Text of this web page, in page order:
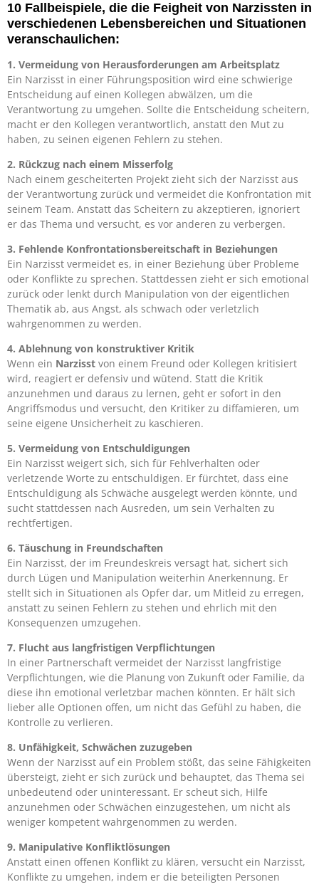
10 Fallbeispiele, die die Feigheit von Narzissten in
verschiedenen Lebensbereichen und Situationen
veranschaulichen:
1. Vermeidung von Herausforderungen am Arbeitsplatz
Ein Narzisst in einer Führungsposition wird eine schwierige
Entscheidung auf einen Kollegen abwälzen, um die
Verantwortung zu umgehen. Sollte die Entscheidung scheitern,
macht er den Kollegen verantwortlich, anstatt den Mut zu
haben, zu seinen eigenen Fehlern zu stehen.
2. Rückzug nach einem Misserfolg
Nach einem gescheiterten Projekt zieht sich der Narzisst aus
der Verantwortung zurück und vermeidet die Konfrontation mit
seinem Team. Anstatt das Scheitern zu akzeptieren, ignoriert
er das Thema und versucht, es vor anderen zu verbergen.
3. Fehlende Konfrontationsbereitschaft in Beziehungen
Ein Narzisst vermeidet es, in einer Beziehung über Probleme
oder Konflikte zu sprechen. Stattdessen zieht er sich emotional
zurück oder lenkt durch Manipulation von der eigentlichen
Thematik ab, aus Angst, als schwach oder verletzlich
wahrgenommen zu werden.
4. Ablehnung von konstruktiver Kritik
Wenn ein Narzisst von einem Freund oder Kollegen kritisiert
wird, reagiert er defensiv und wütend. Statt die Kritik
anzunehmen und daraus zu lernen, geht er sofort in den
Angriffsmodus und versucht, den Kritiker zu diffamieren, um
seine eigene Unsicherheit zu kaschieren.
5. Vermeidung von Entschuldigungen
Ein Narzisst weigert sich, sich für Fehlverhalten oder
verletzende Worte zu entschuldigen. Er fürchtet, dass eine
Entschuldigung als Schwäche ausgelegt werden könnte, und
sucht stattdessen nach Ausreden, um sein Verhalten zu
rechtfertigen.
6. Täuschung in Freundschaften
Ein Narzisst, der im Freundeskreis versagt hat, sichert sich
durch Lügen und Manipulation weiterhin Anerkennung. Er
stellt sich in Situationen als Opfer dar, um Mitleid zu erregen,
anstatt zu seinen Fehlern zu stehen und ehrlich mit den
Konsequenzen umzugehen.
7. Flucht aus langfristigen Verpflichtungen
In einer Partnerschaft vermeidet der Narzisst langfristige
Verpflichtungen, wie die Planung von Zukunft oder Familie, da
diese ihn emotional verletzbar machen könnten. Er hält sich
lieber alle Optionen offen, um nicht das Gefühl zu haben, die
Kontrolle zu verlieren.
8. Unfähigkeit, Schwächen zuzugeben
Wenn der Narzisst auf ein Problem stößt, das seine Fähigkeiten
übersteigt, zieht er sich zurück und behauptet, das Thema sei
unbedeutend oder uninteressant. Er scheut sich, Hilfe
anzunehmen oder Schwächen einzugestehen, um nicht als
weniger kompetent wahrgenommen zu werden.
9. Manipulative Konfliktlösungen
Anstatt einen offenen Konflikt zu klären, versucht ein Narzisst,
Konflikte zu umgehen, indem er die beteiligten Personen